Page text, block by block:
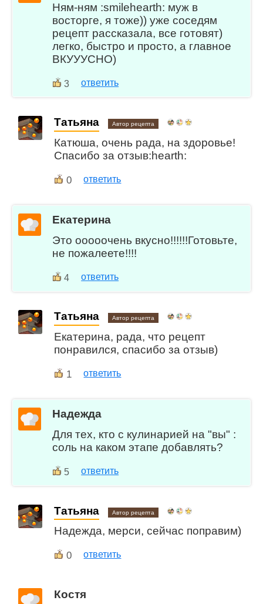
Ням-ням :smilehearth: муж в
восторге, я тоже)) уже соседям
рецепт рассказала, все готовят)
легко, быстро и просто, а главное
ВКУУУСНО)
3 ответить
Татьяна Автор рецепта
Катюша, очень рада, на здоровье!
Спасибо за отзыв:hearth:
0 ответить
Екатерина
Это ооооочень вкусно!!!!!!Готовьте,
не пожалеете!!!!
4 ответить
Татьяна Автор рецепта
Екатерина, рада, что рецепт
понравился, спасибо за отзыв)
1 ответить
Надежда
Для тех, кто с кулинарией на "вы" :
соль на каком этапе добавлять?
5 ответить
Татьяна Автор рецепта
Надежда, мерси, сейчас поправим)
0 ответить
Костя